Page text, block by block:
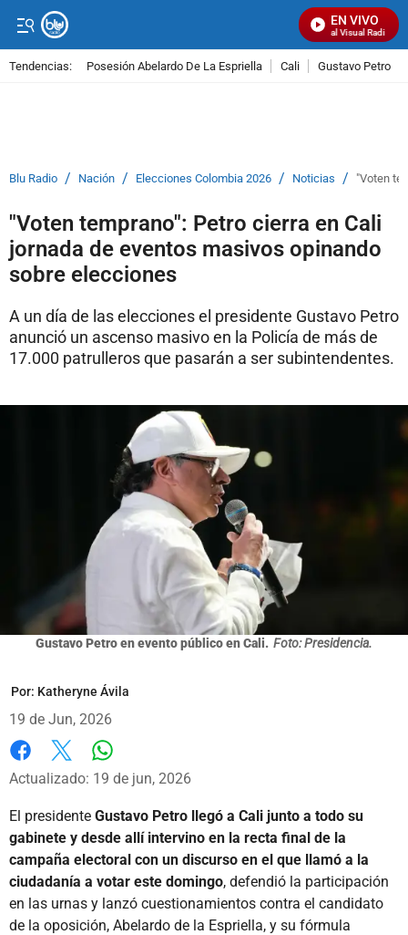
EN VIVO
Señal Visual Radio
Tendencias: Posesión Abelardo De La Espriella Cali Gustavo Petro
Blu Radio / Nación / Elecciones Colombia 2026 / Noticias / "Voten
"Voten temprano": Petro cierra en Cali
jornada de eventos masivos opinando
sobre elecciones
A un día de las elecciones el presidente Gustavo Petro
anunció un ascenso masivo en la Policía de más de
17.000 patrulleros que pasarán a ser subintendentes.
Gustavo Petro en evento público en Cali. Foto: Presidencia.
Por: Katheryne Ávila
19 de Jun, 2026
Facebook
X
Actualizado: 19 de jun, 2026
El presidente Gustavo Petro llegó a Cali junto a todo su
gabinete y desde allí intervino en la recta final de la
campaña electoral con un discurso en el que llamó a la
ciudadanía a votar este domingo, defendió la participación
en las urnas y lanzó cuestionamientos contra el candidato
de la oposición, Abelardo de la Espriella, y su fórmula